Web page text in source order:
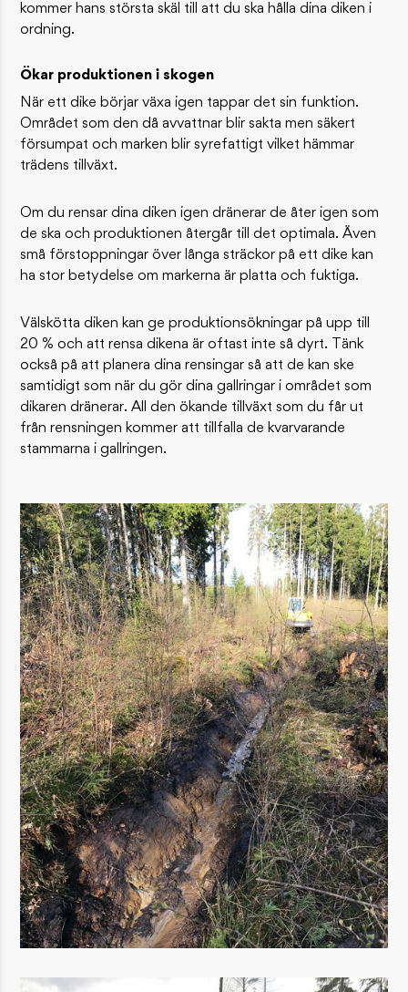
kommer hans största skäl till att du ska hålla dina diken i
ordning.
Ökar produktionen i skogen
När ett dike börjar växa igen tappar det sin funktion.
Området som den då avvattnar blir sakta men säkert
försumpat och marken blir syrefattigt vilket hämmar
trädens tillväxt.
Om du rensar dina diken igen dränerar de åter igen som
de ska och produktionen återgår till det optimala. Även
små förstoppningar över långa sträckor på ett dike kan
ha stor betydelse om markerna är platta och fuktiga.
Välskötta diken kan ge produktionsökningar på upp till
20 % och att rensa dikena är oftast inte så dyrt. Tänk
också på att planera dina rensingar så att de kan ske
samtidigt som när du gör dina gallringar i området som
dikaren dränerar. All den ökande tillväxt som du får ut
från rensningen kommer att tillfalla de kvarvarande
stammarna i gallringen.